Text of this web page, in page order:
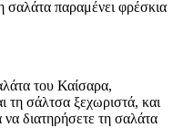
σαλάτα παραμένει φρέσκια
του Καίσαρα,
τη σάλτσα ξεχωριστά, και
να διατηρήσετε τη σαλάτα